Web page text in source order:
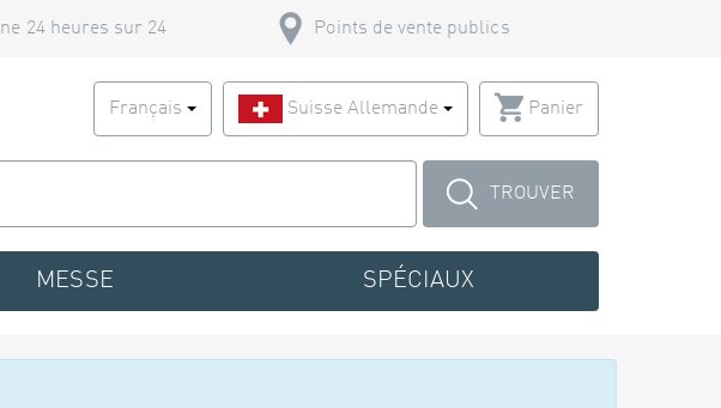
24 heures sur 24 Points de vente publics
Français Suisse Allemande Panier
TROUVER
MESSE SPÉCIAUX